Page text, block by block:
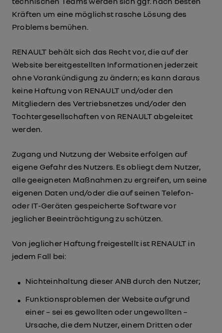
Kräften um eine möglichst rasche Lösung des
Problems bemühen.
RENAULT behält sich das Recht vor, die auf der
Website bereitgestellten Informationen jederzeit
ohne Vorankündigung zu ändern; es kann daraus
keine Haftung von RENAULT und/oder den
Mitgliedern des Vertriebsnetzes und/oder den
Tochtergesellschaften von RENAULT abgeleitet
werden.
Zugang und Nutzung der Website erfolgen auf
eigene Gefahr des Nutzers. Es obliegt dem Nutzer,
alle geeigneten Maßnahmen zu ergreifen, um seine
eigenen Daten und/oder die auf seinen Telefon-
oder IT-Geräten gespeicherte Software vor
jeglicher Beeinträchtigung zu schützen.
Von jeglicher Haftung freigestellt ist RENAULT in
jedem Fall bei:
Nichteinhaltung dieser ANB durch den Nutzer;
Funktionsproblemen der Website aufgrund
einer – sei es gewollten oder ungewollten –
Ursache, die dem Nutzer, einem Dritten oder